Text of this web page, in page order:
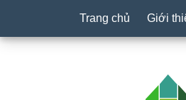
Trang chủ Giới